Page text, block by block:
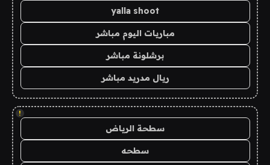
yalla shoot
مباريات اليوم مباشر
برشلونة مباشر
ريال مدريد مباشر
!
سطحة الرياض
سطحه